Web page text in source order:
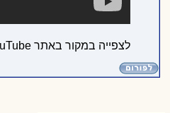
לצפייה במקור באתר YouTube,